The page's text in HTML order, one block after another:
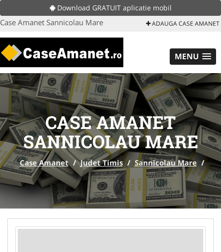
Download GRATUIT aplicatie mobil
Case Amanet Sannicolau Mare ADAUGA CASE AMANET
MENU
CASE AMANET
SANNICOLAU MARE
Case Amanet / Judet Timis / Sannicolau Mare /